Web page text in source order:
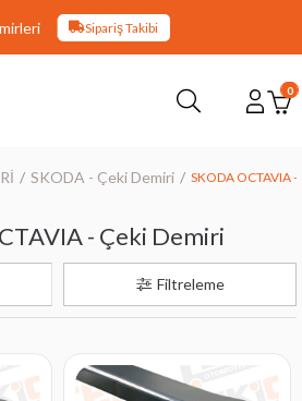
Sipariş Takibi
0
SKODA - Çeki Demiri SKODA OCTAVIA
- Çeki Demiri
Filtreleme